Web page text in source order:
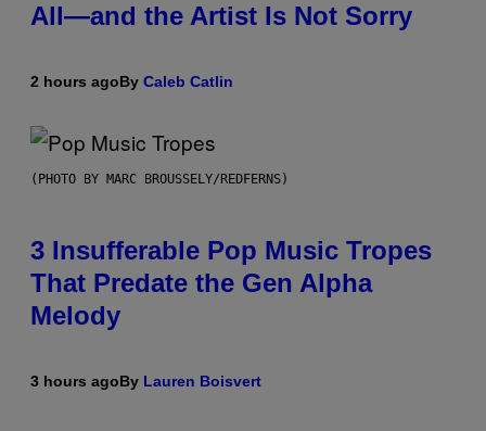
All—and the Artist Is Not Sorry
2 hours agoBy Caleb Catlin
(PHOTO BY MARC BROUSSELY/REDFERNS)
3 Insufferable Pop Music Tropes
That Predate the Gen Alpha
Melody
3 hours agoBy Lauren Boisvert